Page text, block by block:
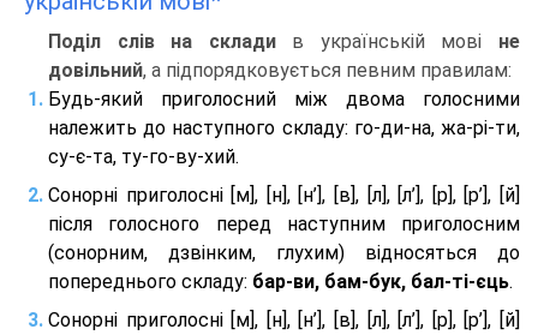
Поділ слів на складив українській мові не
довільний, а підпорядковується певним правилам:
Будь-який приголосний між двома голосними
належить до наступного складу: го-ди-на, жа-рі-ти,
су-є-та, ту-го-ву-хий.
Сонорні приголосні [м], [н], [н’], [в], [л], [л’], [р], [р’], [й]
після голосного перед наступним приголосним
(сонорним, дзвінким, глухим) відносяться до
попереднього складу: бар-ви, бам-бук, бал-ті-єць.
Сонорні приголосні [м], [н], [н’], [в], [л], [л’], [р], [р’], [й]